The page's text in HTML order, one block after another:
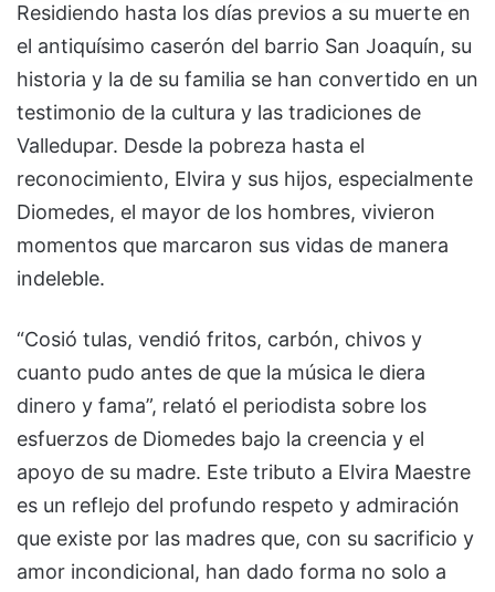
Residiendo hasta los días previos a su muerte en
el antiquísimo caserón del barrio San Joaquín, su
historia y la de su familia se han convertido en un
testimonio de la cultura y las tradiciones de
Valledupar. Desde la pobreza hasta el
reconocimiento, Elvira y sus hijos, especialmente
Diomedes, el mayor de los hombres, vivieron
momentos que marcaron sus vidas de manera
indeleble.
“Cosió tulas, vendió fritos, carbón, chivos y
cuanto pudo antes de que la música le diera
dinero y fama”, relató el periodista sobre los
esfuerzos de Diomedes bajo la creencia y el
apoyo de su madre. Este tributo a Elvira Maestre
es un reflejo del profundo respeto y admiración
que existe por las madres que, con su sacrificio y
amor incondicional, han dado forma no solo a